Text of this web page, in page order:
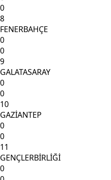
0
8
FENERBAHÇE
0
0
9
GALATASARAY
0
0
10
GAZİANTEP
0
0
11
GENÇLERBİRLİĞİ
0